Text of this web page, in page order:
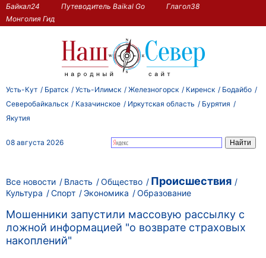
Байкал24 Путеводитель Baikal Go
Глагол38
Монголия Гид
Усть-Кут Братск Усть-Илимск Железногорск Киренск
Бодайбо
Северобайкальск
Казачинское Иркутская область
Бурятия
Якутия
08 августа 2026
Все новости Власть Общество Происшествия
Культура Спорт Экономика Образование
Мошенники запустили массовую рассылку с
ложной информацией "о возврате страховых
накоплений"